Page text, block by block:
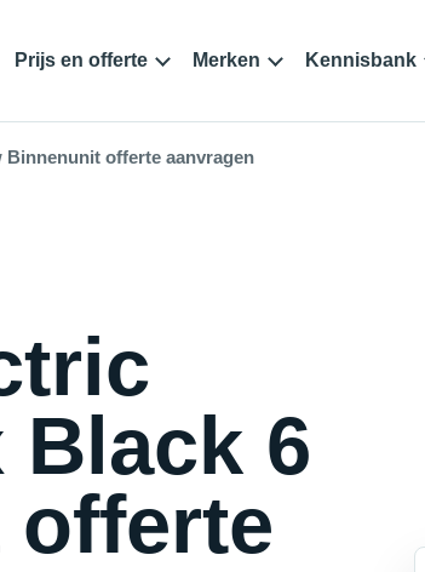
Prijs en offerte Merken Kennisbank
offerte aanvragen
Black 6